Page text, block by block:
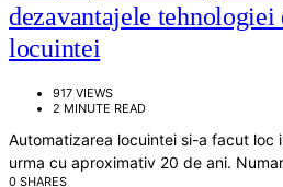
dezavantajele tehnologiei
locuintei
917 VIEWS
2 MINUTE READ
Automatizarea locuintei si-a facut loc
urma cu aproximativ 20 de ani.
0 SHARES